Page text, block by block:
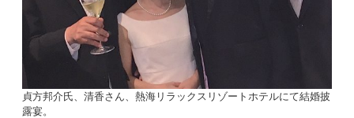
貞方邦介氏、清香さん、熱海リラックスリゾートホテルにて結婚披
露宴。